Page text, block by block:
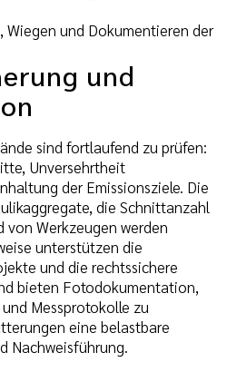
Wiegen und Dokumentieren der
und
sind fortlaufend zu prüfen:
Unversehrtheit
der Emissionsziele. Die
die Schnittanzahl
von Werkzeugen werden
unterstützen die
und die rechtssichere
bieten Fotodokumentation,
Messprotokolle zu
eine belastbare
Nachweisführung.